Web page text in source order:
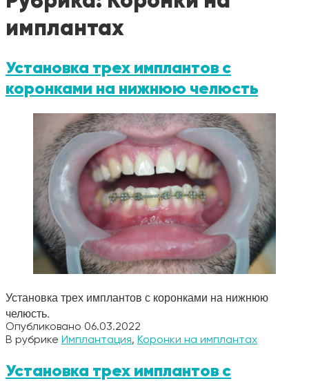
имплантах
Установка трех имплантов с
коронками на нижнюю челюсть
Установка трех имплантов с коронками на нижнюю
челюсть.
Опубликовано 06.03.2022
В рубрике Имплантация, Коронки на имплантах
Установка трех имплантов с